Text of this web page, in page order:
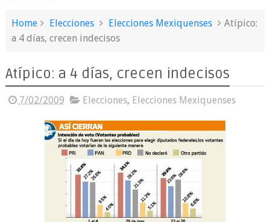
Home Elecciones Elecciones Mexiquenses
Atípico:
a 4 días, crecen indecisos
Atípico: a 4 días, crecen indecisos
7/02/2009 Elecciones, Elecciones Mexiquenses